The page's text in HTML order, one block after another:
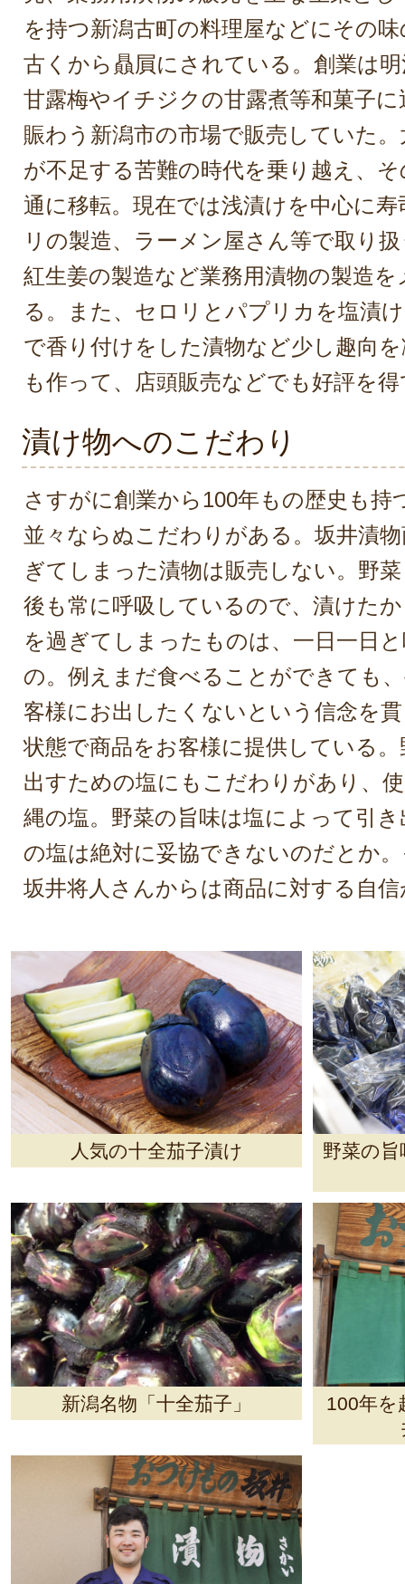
を持つ新潟古町の料理屋などにその
古くから贔屓にされている。創業は
甘露梅やイチジクの甘露煮等和菓子
賑わう新潟市の市場で販売していた
が不足する苦難の時代を乗り越え、
通に移転。現在では浅漬けを中心に
リの製造、ラーメン屋さん等で取り
紅生姜の製造など業務用漬物の製造
る。また、セロリとパプリカを塩漬
で香り付けをした漬物など少し趣向
も作って、店頭販売などでも好評を
漬け物へのこだわり
さすがに創業から100年もの歴史も持
並々ならぬこだわりがある。坂井漬
ぎてしまった漬物は販売しない。野
後も常に呼吸しているので、漬けた
を過ぎてしまったものは、一日一日
の。例えまだ食べることができても
客様にお出したくないという信念を
状態で商品をお客様に提供している
出すための塩にもこだわりがあり、
縄の塩。野菜の旨味は塩によって引
の塩は絶対に妥協できないのだとか
坂井将人さんからは商品に対する自
人気の十全茄子漬け 野菜の
新潟名物「十全茄子」
100年を